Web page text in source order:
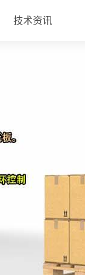
技术资讯